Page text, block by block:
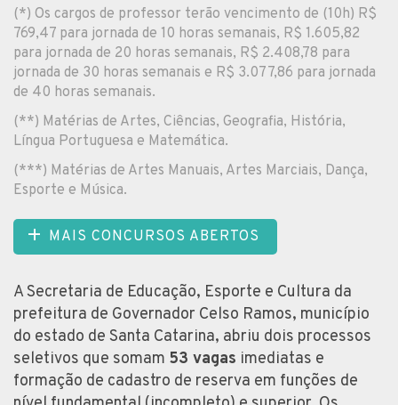
(*) Os cargos de professor terão vencimento de (10h) R$
769,47 para jornada de 10 horas semanais, R$ 1.605,82
para jornada de 20 horas semanais, R$ 2.408,78 para
jornada de 30 horas semanais e R$ 3.077,86 para jornada
de 40 horas semanais.
(**) Matérias de Artes, Ciências, Geografia, História,
Língua Portuguesa e Matemática.
(***) Matérias de Artes Manuais, Artes Marciais, Dança,
Esporte e Música.
MAIS CONCURSOS ABERTOS
A Secretaria de Educação, Esporte e Cultura da
prefeitura de Governador Celso Ramos, município
do estado de Santa Catarina, abriu dois processos
seletivos que somam 53 vagas imediatas e
formação de cadastro de reserva em funções de